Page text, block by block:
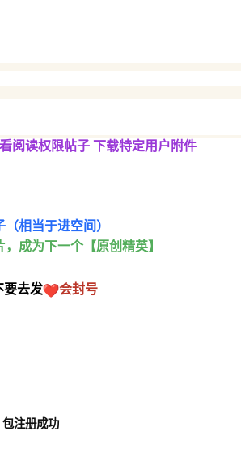
看阅读权限帖子 下载特定用户附件
相当于进空间）
成为下一个【原创精英】
要去发
会封号
包注册成功